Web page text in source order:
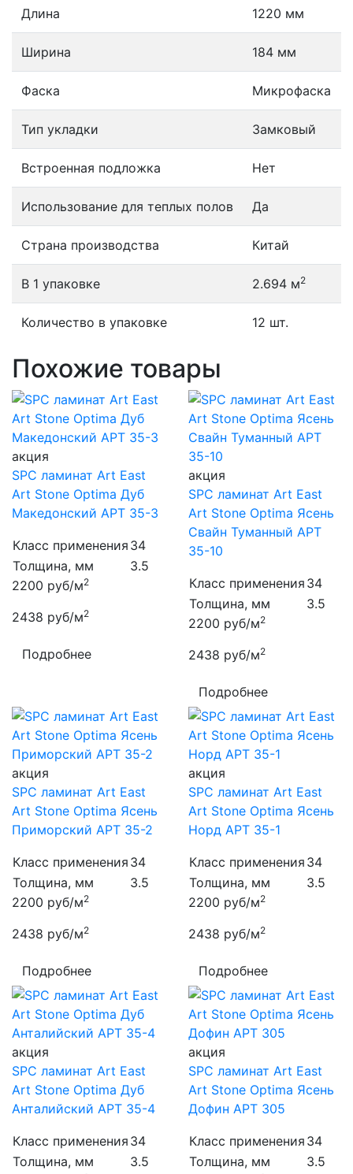
Длина 1220 мм
Ширина 184 мм
Фаска Микрофаска
Тип укладки Замковый
Встроенная подложка Нет
Использование для теплых полов Да
Страна производства Китай
В 1 упаковке 2.694 м2
Количество в упаковке 12 шт.
Похожие товары
акция
SPC ламинат Art East
Art Stone Optima Дуб
Македонский APT 35-3
Класс применения 34
Толщина, мм
3.5
2200 руб/м2
2438 руб/м2
Подробнее
акция
SPC ламинат Art East
Art Stone Optima Ясень
Свайн Туманный APT
35-10
Класс применения 34
Толщина, мм
3.5
2200 руб/м2
2438 руб/м2
Подробнее
акция
SPC ламинат Art East
Art Stone Optima Ясень
Приморский APT 35-2
Класс применения 34
Толщина, мм
3.5
2200 руб/м2
2438 руб/м2
Подробнее
акция
SPC ламинат Art East
Art Stone Optima Ясень
Норд APT 35-1
Класс применения 34
Толщина, мм
3.5
2200 руб/м2
2438 руб/м2
Подробнее
акция
SPC ламинат Art East
Art Stone Optima Дуб
Анталийский APT 35-4
Класс применения 34
Толщина, мм
3.5
акция
SPC ламинат Art East
Art Stone Optima Ясень
Дофин APT 305
Класс применения 34
Толщина, мм
3.5